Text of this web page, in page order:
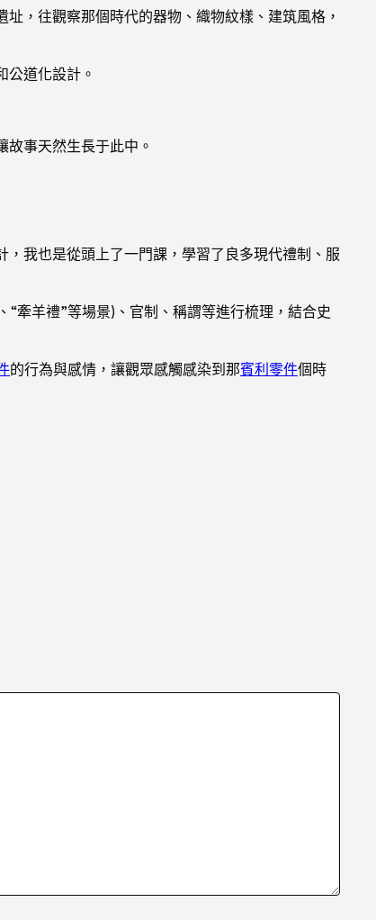
，往觀察那個時代的器物、織物紋樣、建筑風格，
公道化設計。
事天然生長于此中。
我也是從頭上了一門課，學習了良多現代禮制、服
“牽羊禮”等場景)、官制、稱謂等進行梳理，結合史
的行為與感情，讓觀眾感觸感染到那賓利零件個時